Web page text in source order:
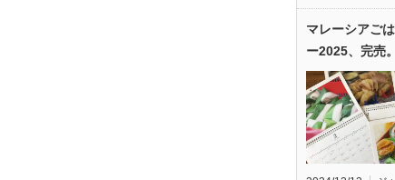
マレーシアご
ー2025、完売。